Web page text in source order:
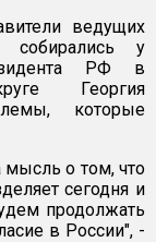
ведущих
собирались у
РФ в
Георгия
которые
о том, что
сегодня и
продолжать
в России", -